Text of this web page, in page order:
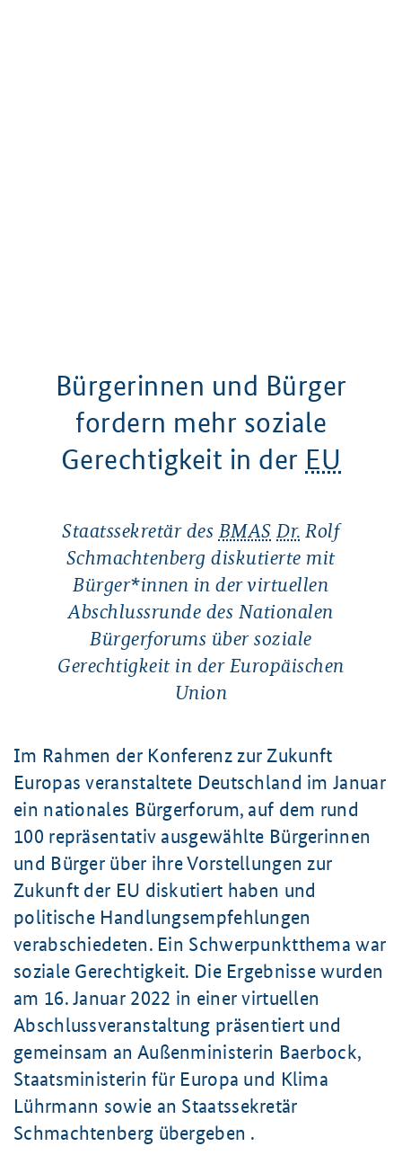
Bürgerinnen und Bürger
fordern mehr soziale
Gerechtigkeit in der EU
Staatssekretär des BMAS Dr. Rolf
Schmachtenberg diskutierte mit
Bürger*innen in der virtuellen
Abschlussrunde des Nationalen
Bürgerforums über soziale
Gerechtigkeit in der Europäischen
Union
Im Rahmen der Konferenz zur Zukunft
Europas veranstaltete Deutschland im Januar
ein nationales Bürgerforum, auf dem rund
100 repräsentativ ausgewählte Bürgerinnen
und Bürger über ihre Vorstellungen zur
Zukunft der EU diskutiert haben und
politische Handlungsempfehlungen
verabschiedeten. Ein Schwerpunktthema war
soziale Gerechtigkeit. Die Ergebnisse wurden
am 16. Januar 2022 in einer virtuellen
Abschlussveranstaltung präsentiert und
gemeinsam an Außenministerin Baerbock,
Staatsministerin für Europa und Klima
Lührmann sowie an Staatssekretär
Schmachtenberg übergeben .